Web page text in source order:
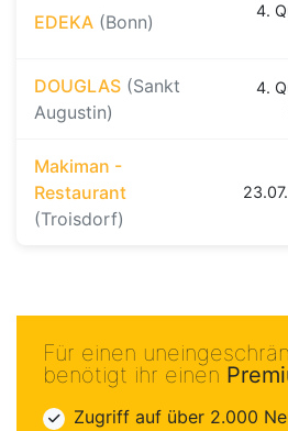
EDEKA (Bonn)
4.
DOUGLAS (Sankt
Augustin)
4.
Makiman -
Restaurant
(Troisdorf)
Für einen
benötigt ihr einen
Zugriff auf über 2.000